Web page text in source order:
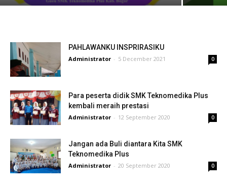
PAHLAWANKU INSPRIRASIKU
Administrator - 5 December 2021 0
Para peserta didik SMK Teknomedika Plus
kembali meraih prestasi
Administrator - 12 September 2020 0
Jangan ada Buli diantara Kita SMK
Teknomedika Plus
Administrator - 20 September 2020 0